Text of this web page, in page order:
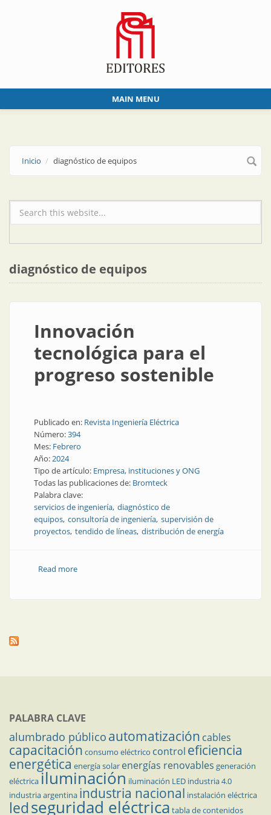
MAIN MENU
Inicio diagnóstico de equipos
Formulario de búsqueda
diagnóstico de equipos
Innovación
tecnológica para el
progreso sostenible
Publicado en: Revista Ingeniería Eléctrica
Número:394
Mes: Febrero
Año:2024
Tipo de artículo: Empresa, instituciones y ONG
Todas las publicaciones de: Bromteck
Palabra clave:
servicios de ingeniería diagnóstico de
equipos consultoría de ingeniería supervisión de
proyectos tendido de líneas distribución de energía
Read moreabout Innovación tecnológica para el progreso
PALABRA CLAVE
alumbrado público automatización cables
capacitación consumo eléctrico control eficiencia
energética energía solar energías renovables generación
eléctricailuminación iluminación LED industria 4.0
industria argentina industria nacional instalación eléctrica
ledseguridad eléctrica tabla de contenidos